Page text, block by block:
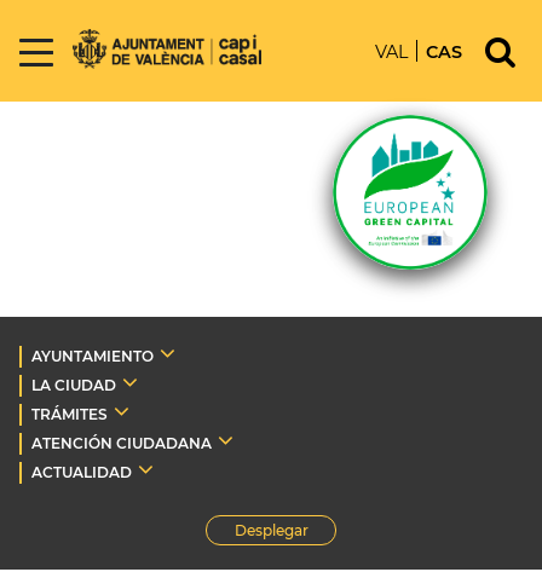
VAL CAS
AYUNTAMIENTO
LA CIUDAD
TRÁMITES
ATENCIÓN CIUDADANA
ACTUALIDAD
Desplegar